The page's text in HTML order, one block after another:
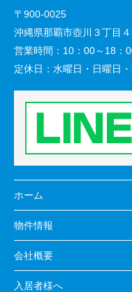
〒900-0025
沖縄県那覇市壺川３丁目
営業時間： 10：00～18：
定休日： 水曜日・日曜日
ホーム
物件情報
会社概要
入居者様へ